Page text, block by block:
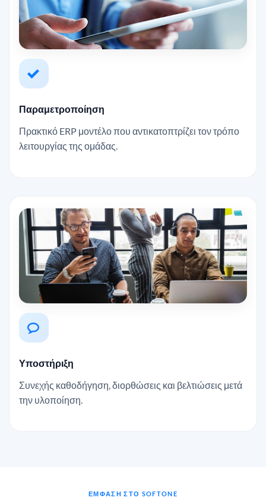
Παραμετροποίηση
Πρακτικό ERP μοντέλο που αντικατοπτρίζει τον τρόπο
λειτουργίας της ομάδας.
Υποστήριξη
Συνεχής καθοδήγηση, διορθώσεις και βελτιώσεις μετά
την υλοποίηση.
ΈΜΦΑΣΗ ΣΤΟ SOFTONE